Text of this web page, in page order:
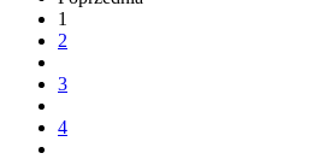
1
2
3
4